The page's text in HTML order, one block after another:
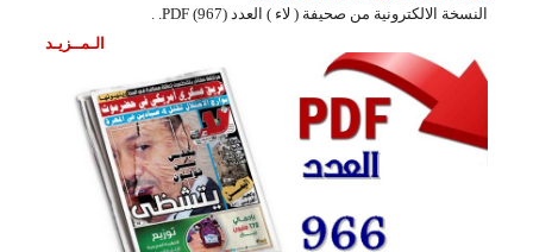
النسخة الالكترونية من صحيفة ( لاء ) العدد (967) PDF. .
الـمــزيـد